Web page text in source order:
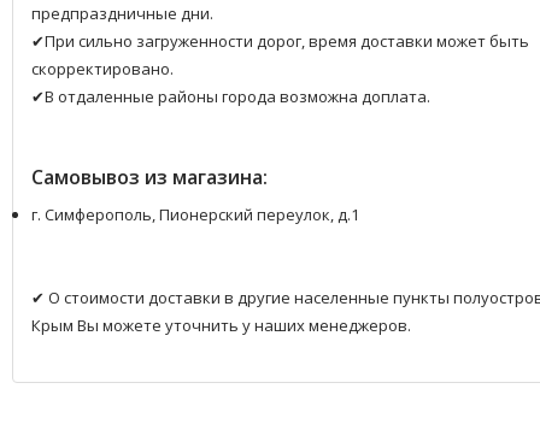
предпраздничные дни.
✔При сильно загруженности дорог, время доставки может быть
скорректировано.
✔В отдаленные районы города возможна доплата.
Самовывоз из магазина:
г. Симферополь, Пионерский переулок, д.1
✔ О стоимости доставки в другие населенные пункты
Крым Вы можете уточнить у наших менеджеров.